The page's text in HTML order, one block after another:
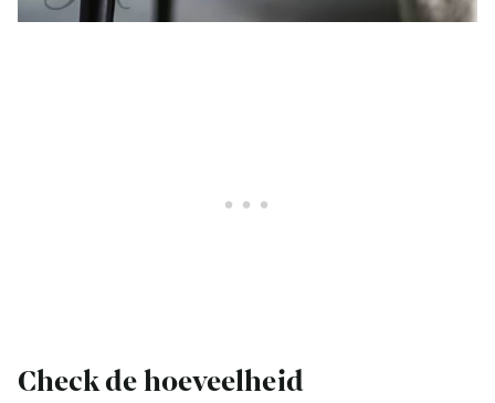
Check de hoeveelheid